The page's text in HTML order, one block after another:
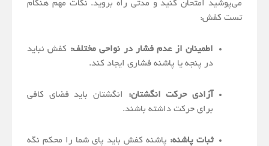
می‌پوشید امتحان کنید و مدتی راه بروید. نکات مهم هنگام
تست کفش:
اطمینان از عدم فشار در نواحی مختلف: کفش نباید
در پنجه یا پاشنه فشاری ایجاد کند.
آزادی حرکت انگشتان: انگشتان باید فضای کافی
برای حرکت داشته باشند.
ثبات پاشنه: پاشنه کفش باید پای شما را محکم نگه